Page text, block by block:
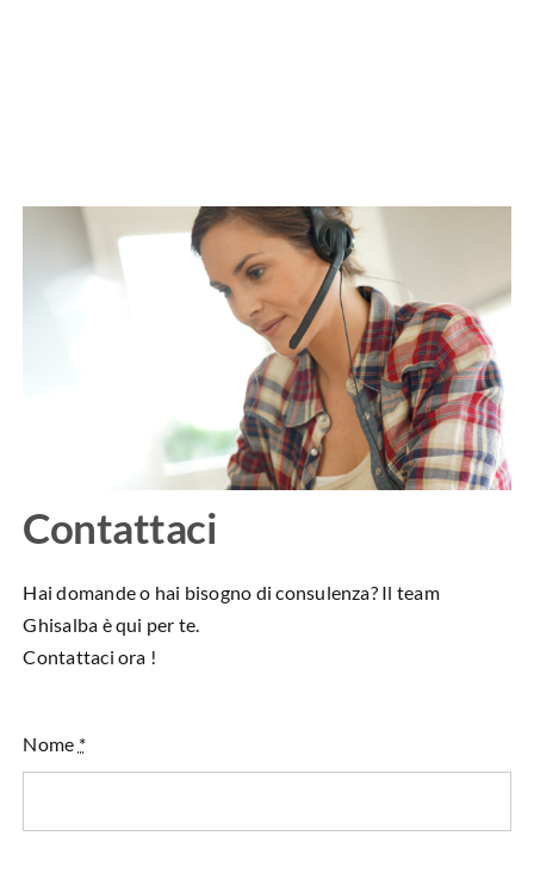
Contattaci
Hai domande o hai bisogno di consulenza? Il team
Ghisalba è qui per te.
Contattaci ora !
Nome *